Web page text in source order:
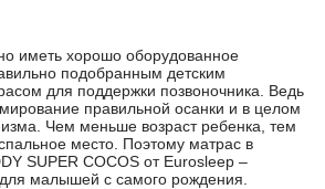
иметь хорошо оборудованное
подобранным детским
для поддержки позвоночника. Ведь
правильной осанки и в целом
Чем меньше возраст ребенка, тем
место. Поэтому матрас в
SUPER COCOS от Eurosleep –
малышей с самого рождения.